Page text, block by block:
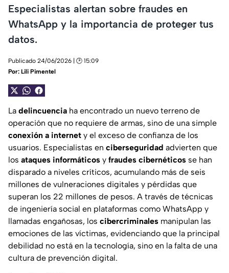
Especialistas alertan sobre fraudes en
WhatsApp y la importancia de proteger tus
datos.
Publicado 24/06/2026 | 🕑 15:09
Por: Lili Pimentel
La delincuencia ha encontrado un nuevo terreno de
operación que no requiere de armas, sino de una simple
conexión a internet y el exceso de confianza de los
usuarios. Especialistas en ciberseguridad advierten que
los ataques informáticos y fraudes cibernéticos se han
disparado a niveles críticos, acumulando más de seis
millones de vulneraciones digitales y pérdidas que
superan los 22 millones de pesos. A través de técnicas
de ingeniería social en plataformas como WhatsApp y
llamadas engañosas, los cibercriminales manipulan las
emociones de las víctimas, evidenciando que la principal
debilidad no está en la tecnología, sino en la falta de una
cultura de prevención digital.